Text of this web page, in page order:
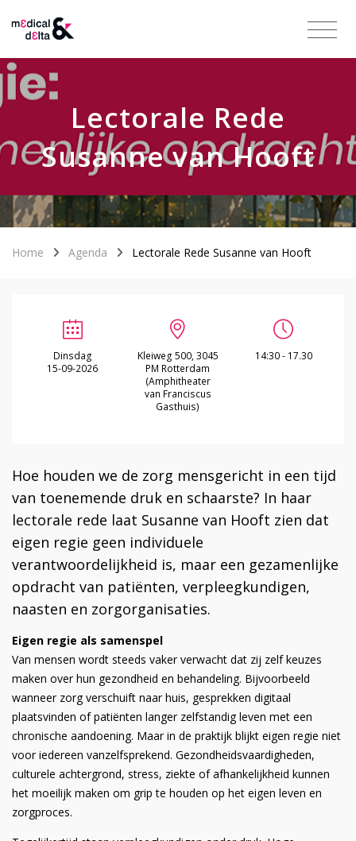
Lectorale Rede
Susanne van Hooft
Home Agenda Lectorale Rede Susanne van Hooft
Dinsdag
15-09-2026
Kleiweg 500, 3045
PM Rotterdam
(Amphitheater
van Franciscus
Gasthuis)
14:30 - 17.30
Hoe houden we de zorg mensgericht in een tijd
van toenemende druk en schaarste? In haar
lectorale rede laat Susanne van Hooft zien dat
eigen regie geen individuele
verantwoordelijkheid is, maar een gezamenlijke
opdracht van patiënten, verpleegkundigen,
naasten en zorgorganisaties.
Eigen regie als samenspel
Van mensen wordt steeds vaker verwacht dat zij zelf keuzes
maken over hun gezondheid en behandeling. Bijvoorbeeld
wanneer zorg verschuift naar huis, gesprekken digitaal
plaatsvinden of patiënten langer zelfstandig leven met een
chronische aandoening. Maar in de praktijk blijkt eigen regie niet
voor iedereen vanzelfsprekend. Gezondheidsvaardigheden,
culturele achtergrond, stress, ziekte of afhankelijkheid kunnen
het moeilijk maken om grip te houden op het eigen leven en
zorgproces.